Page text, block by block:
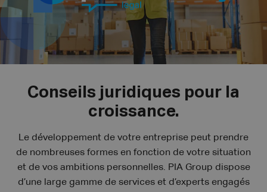
Conseils juridiques pour la
croissance.
Le développement de votre entreprise peut prendre
de nombreuses formes en fonction de votre situation
et de vos ambitions personnelles. PIA Group dispose
d’une large gamme de services et d’experts engagés